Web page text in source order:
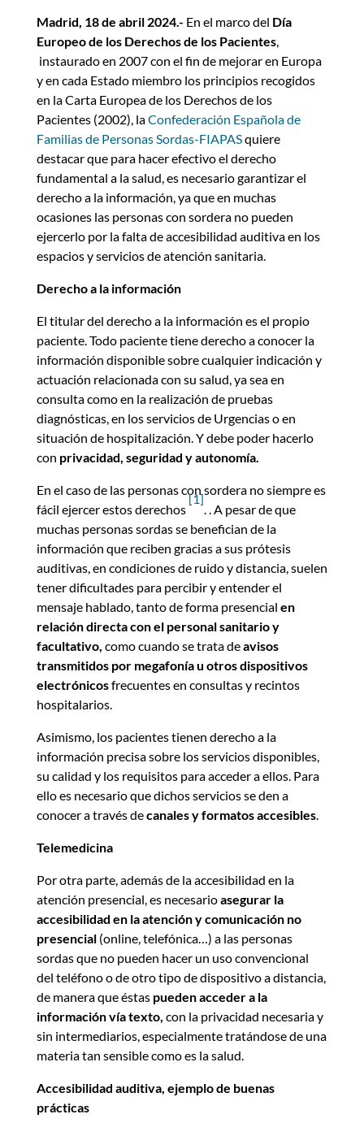
Madrid, 18 de abril 2024.- En el marco del Día
Europeo de los Derechos de los Pacientes,
instaurado en 2007 con el fin de mejorar en Europa
y en cada Estado miembro los principios recogidos
en la Carta Europea de los Derechos de los
Pacientes (2002), laConfederación Española de
Familias de Personas Sordas-FIAPASquiere
destacar que para hacer efectivo el derecho
fundamental a la salud, es necesario garantizar el
derecho a la información, ya que en muchas
ocasiones las personas con sordera no pueden
ejercerlo por la falta de accesibilidad auditiva en los
espacios y servicios de atención sanitaria.
Derecho a la información
El titular del derecho a la información es el propio
paciente. Todo paciente tiene derecho a conocer la
información disponible sobre cualquier indicación y
actuación relacionada con su salud, ya sea en
consulta como en la realización de pruebas
diagnósticas, en los servicios de Urgencias o en
situación de hospitalización. Y debe poder hacerlo
con privacidad, seguridad y autonomía.
En el caso de las personas con sordera no siempre es
fácil ejercer estos derechos
[1]
. . A pesar de que
muchas personas sordas se benefician de la
información que reciben gracias a sus prótesis
auditivas, en condiciones de ruido y distancia, suelen
tener dificultades para percibir y entender el
mensaje hablado, tanto de forma presencial en
relación directa con el personal sanitario y
facultativo, como cuando se trata deavisos
transmitidos por megafonía u otros dispositivos
electrónicosfrecuentes en consultas y recintos
hospitalarios.
Asimismo, los pacientes tienen derecho a la
información precisa sobre los servicios disponibles,
su calidad y los requisitos para acceder a ellos. Para
ello es necesario que dichos servicios se den a
conocer a través decanales y formatos accesibles.
Telemedicina
Por otra parte, además de la accesibilidad en la
atención presencial, es necesarioasegurar la
accesibilidad en la atención y comunicación no
presencial(online, telefónica…) a las personas
sordas que no pueden hacer un uso convencional
del teléfono o de otro tipo de dispositivo a distancia,
de manera que éstas pueden acceder a la
información vía texto, con la privacidad necesaria y
sin intermediarios, especialmente tratándose de una
materia tan sensible como es la salud.
Accesibilidad auditiva, ejemplo de buenas
prácticas